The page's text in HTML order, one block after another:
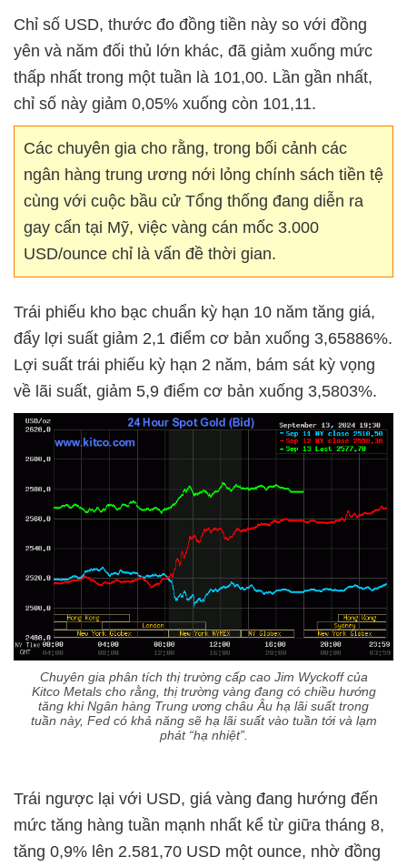
Chỉ số USD, thước đo đồng tiền này so với đồng
yên và năm đối thủ lớn khác, đã giảm xuống mức
thấp nhất trong một tuần là 101,00. Lần gần nhất,
chỉ số này giảm 0,05% xuống còn 101,11.
Các chuyên gia cho rằng, trong bối cảnh các
ngân hàng trung ương nới lỏng chính sách tiền tệ
cùng với cuộc bầu cử Tổng thống đang diễn ra
gay cấn tại Mỹ, việc vàng cán mốc 3.000
USD/ounce chỉ là vấn đề thời gian.
Trái phiếu kho bạc chuẩn kỳ hạn 10 năm tăng giá,
đẩy lợi suất giảm 2,1 điểm cơ bản xuống 3,65886%.
Lợi suất trái phiếu kỳ hạn 2 năm, bám sát kỳ vọng
về lãi suất, giảm 5,9 điểm cơ bản xuống 3,5803%.
Chuyên gia phân tích thị trường cấp cao Jim Wyckoff của
Kitco Metals cho rằng, thị trường vàng đang có chiều hướng
tăng khi Ngân hàng Trung ương châu Âu hạ lãi suất trong
tuần này, Fed có khả năng sẽ hạ lãi suất vào tuần tới và lạm
phát “hạ nhiệt”.
Trái ngược lại với USD, giá vàng đang hướng đến
mức tăng hàng tuần mạnh nhất kể từ giữa tháng 8,
tăng 0,9% lên 2.581,70 USD một ounce, nhờ đồng